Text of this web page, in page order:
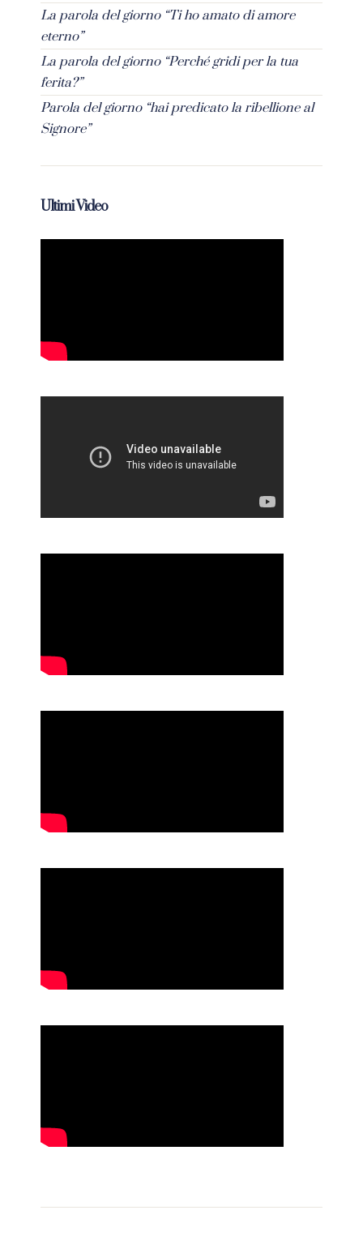
La parola del giorno “Ti ho amato di amore
eterno”
La parola del giorno “Perché gridi per la tua
ferita?”
Parola del giorno “hai predicato la ribellione al
Signore”
Ultimi Video